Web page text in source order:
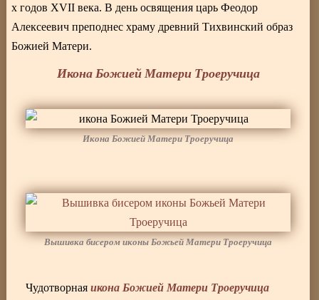
х годов XVII века. В день освящения царь Феодор
Алексеевич преподнес храму древний Тихвинский образ
Божией Матери.
Икона Божией Матери Троеручица
Икона Божией Матери Троеручица
Вышивка бисером иконы Божьей Матери Троеручица
Чудотворнаяикона Божией Матери Троеручица